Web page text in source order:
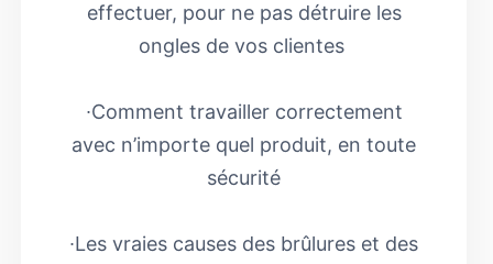
effectuer, pour ne pas détruire les
ongles de vos clientes
∙Comment travailler correctement
avec n’importe quel produit, en toute
sécurité
∙Les vraies causes des brûlures et des